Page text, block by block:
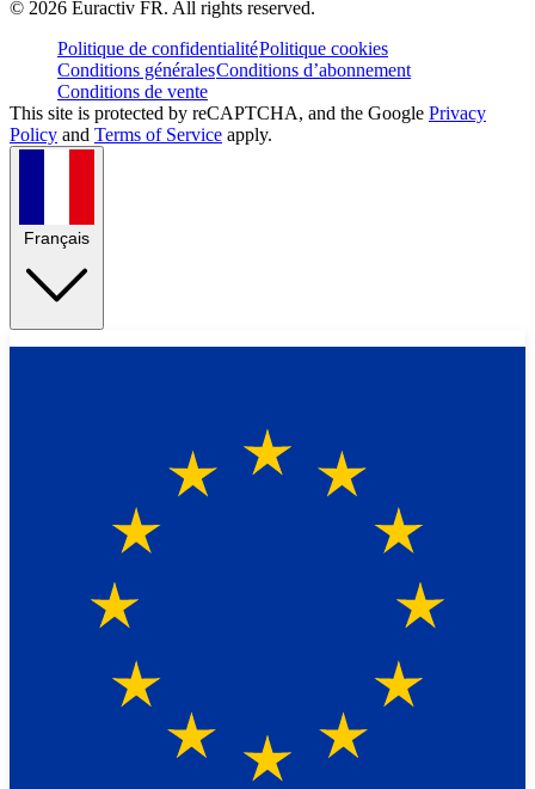
© 2026 Euractiv FR. All rights reserved.
Politique de confidentialitéPolitique cookies
Conditions généralesConditions d’abonnement
Conditions de vente
This site is protected by reCAPTCHA, and the Google Privacy
Policy and Terms of Service apply.
Français